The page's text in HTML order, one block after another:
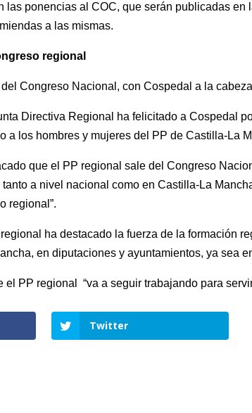
las ponencias al COC, que serán publicadas
a las mismas.
regional
Congreso Nacional, con Cospedal a la cabeza
Directiva Regional ha felicitado a Cospedal
a los hombres y mujeres del PP de Castilla-La
que el PP regional sale del Congreso
a nivel nacional como en Castilla-La
regional”.
ha destacado la fuerza de la formación
en diputaciones y ayuntamientos, ya sea
el PP regional “va a seguir trabajando para
Twitter